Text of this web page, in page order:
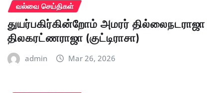
வல்வை செய்திகள்
துயர்பகிர்கின்றோம் அமரர் தில்லைநடராஜா
திலகரட்ணராஜா (குட்டிராசா)
admin Mar 26, 2026